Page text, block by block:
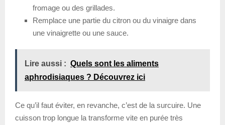
fromage ou des grillades.
Remplace une partie du citron ou du vinaigre dans
une vinaigrette ou une sauce.
Lire aussi : Quels sont les aliments
aphrodisiaques ? Découvrez ici
Ce qu’il faut éviter, en revanche, c’est de la surcuire. Une
cuisson trop longue la transforme vite en purée très